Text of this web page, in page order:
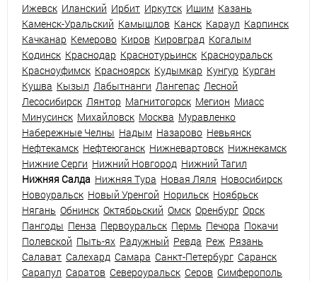
Ижевск Иланский Ирбит Иркутск Ишим Казань
Каменск-Уральский Камышлов Канск Караул Карпинск
Качканар Кемерово Киров Кировград Когалым
Кодинск Краснодар Краснотурьинск Красноуральск
Красноуфимск Красноярск Кудымкар Кунгур Курган
Кушва Кызыл Лабытнанги Лангепас Лесной
Лесосибирск Лянтор Магнитогорск Мегион Миасс
Минусинск Михайловск Москва Муравленко
Набережные Челны Надым Назарово Невьянск
Нефтекамск Нефтеюганск Нижневартовск Нижнекамск
Нижние Серги Нижний Новгород Нижний Тагил
Нижняя Салда Нижняя Тура Новая Ляля Новосибирск
Новоуральск Новый Уренгой Норильск Ноябрьск
Нягань Обнинск Октябрьский Омск Оренбург Орск
Пангоды Пенза Первоуральск Пермь Печора Покачи
Полевской Пыть-ях Радужный Ревда Реж Рязань
Салават Салехард Самара Санкт-Петербург Саранск
Сарапул Саратов Североуральск Серов Симферополь